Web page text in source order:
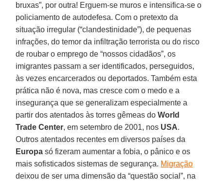
bruxas”, por outra! Erguem-se muros e intensifica-se o
policiamento de autodefesa. Com o pretexto da
situação irregular (“clandestinidade”), de pequenas
infrações, do temor da infiltração terrorista ou do risco
de roubar o emprego de “nossos cidadãos”, os
imigrantes passam a ser identificados, perseguidos,
às vezes encarcerados ou deportados. Também esta
prática não é nova, mas cresce com o medo e a
insegurança que se generalizam especialmente a
partir dos atentados às torres gêmeas doWorld
Trade Center, em setembro de 2001, nos USA.
Outros atentados recentes em diversos países da
Europa só fizeram aumentar a fobia, o pânico e os
mais sofisticados sistemas de segurança. Migração
deixou de ser uma dimensão da “questão social”, na